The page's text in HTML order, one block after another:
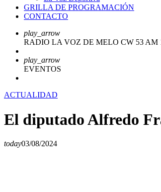
GRILLA DE PROGRAMACIÓN
CONTACTO
play_arrow
RADIO LA VOZ DE MELO CW 53 AM
play_arrow
EVENTOS
ACTUALIDAD
El diputado Alfredo
today03/08/2024